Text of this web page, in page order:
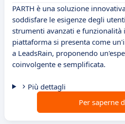
PARTH è una soluzione
soddisfare le esigenze degli
strumenti avanzati e funzionalità
piattaforma si presenta come
a LeadsRain, proponendo
coinvolgente e semplificata.
Più dettagli
Per saperne